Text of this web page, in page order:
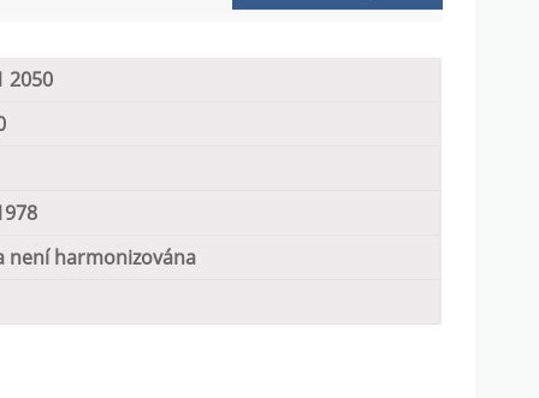
2050
není harmonizována